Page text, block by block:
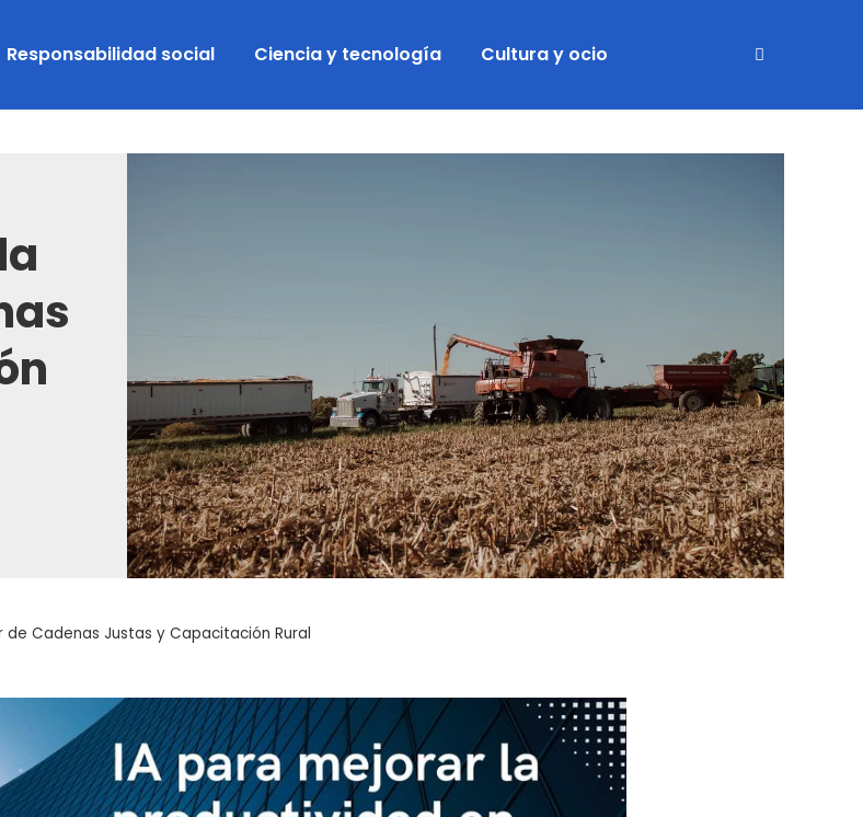
Responsabilidad social Ciencia y tecnología Cultura y ocio
de Cadenas Justas y Capacitación Rural